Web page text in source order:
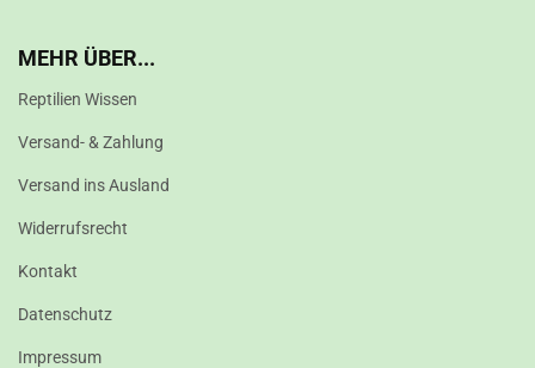
MEHR ÜBER...
Reptilien Wissen
Versand- & Zahlung
Versand ins Ausland
Widerrufsrecht
Kontakt
Datenschutz
Impressum